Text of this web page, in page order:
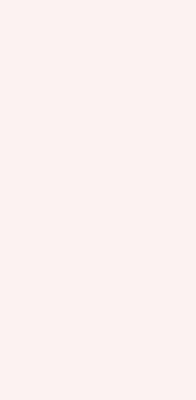
ist gerade bei
Gegenständen
für gewöhnlich
zu Hause.